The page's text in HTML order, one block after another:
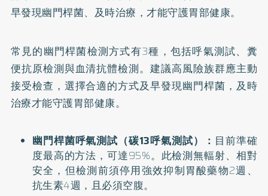
早發現幽門桿菌、及時治療，才能守護胃部健康。
常見的幽門桿菌檢測方式有3種，包括呼氣測試、糞
便抗原檢測與血清抗體檢測。建議高風險族群應主動
接受檢查，選擇合適的方式及早發現幽門桿菌，及時
治療才能守護胃部健康。
幽門桿菌呼氣測試（碳13呼氣測試）： 目前準確
度最高的方法，可達95%。此檢測無輻射、相對
安全，但檢測前須停用強效抑制胃酸藥物2週、
抗生素4週，且必須空腹。